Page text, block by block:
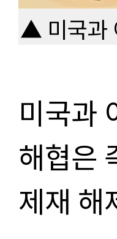
▲ 미국과
미국과
해협은
제재 해